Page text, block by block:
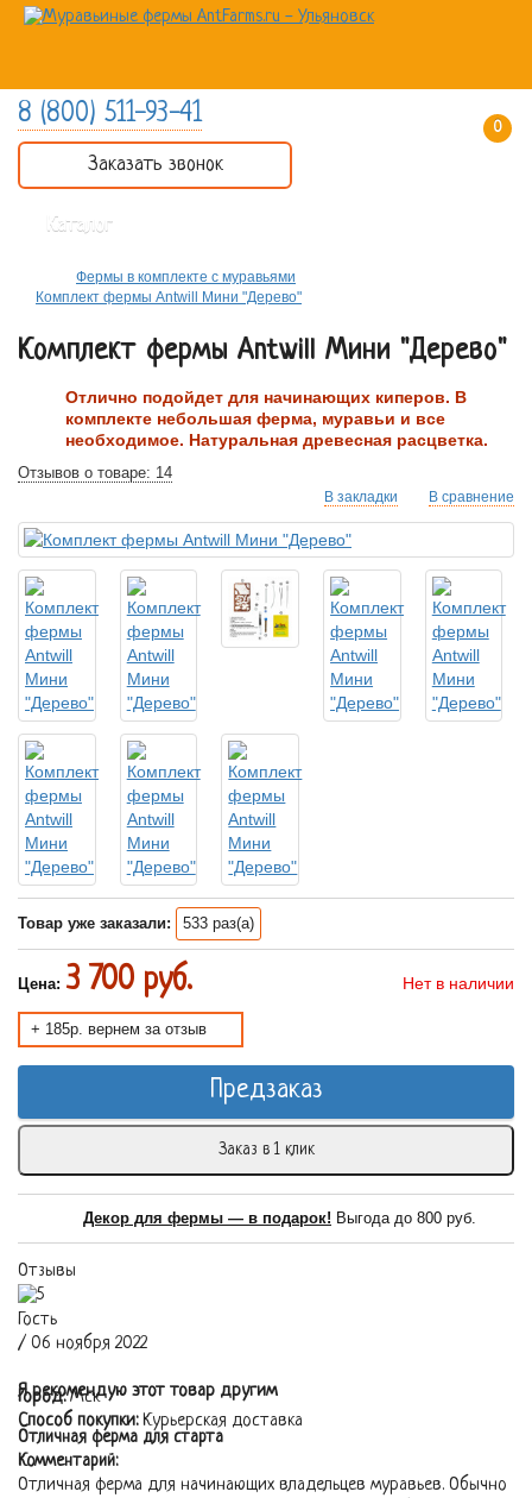
8 (800) 511-93-41
Заказать звонок
0 товар(ов) - 0 руб.
Каталог
Фермы в комплекте с муравьями
Комплект фермы Antwill Мини "Дерево"
Комплект фермы Antwill Мини "Дерево"
Отлично подойдет для начинающих киперов. В
комплекте небольшая ферма, муравьи и все
необходимое. Натуральная древесная расцветка.
Отзывов о товаре: 14
В закладки В сравнение
Товар уже заказали: 533 раз(а)
Цена: 3 700 руб. Нет в наличии
+ 185р. вернем за отзыв
Предзаказ
Заказ в 1 клик
Декор для фермы — в подарок! Выгода до 800 руб.
Отзывы
Гость
/ 06 ноября 2022
Я рекомендую этот товар другим
Город:Мск
Способ покупки:Курьерская доставка
Отличная ферма для старта
Комментарий:
Отличная ферма для начинающих владельцев муравьев. Обычно